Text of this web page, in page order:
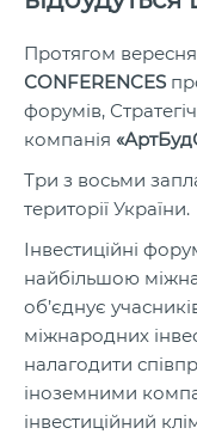
Протягом
СONFERENCES
форумів,
компанія
Три з восьми
території України.
Інвестиційні
найбільшою
об’єднує
міжнародних
налагодити
іноземними
інвестиційний